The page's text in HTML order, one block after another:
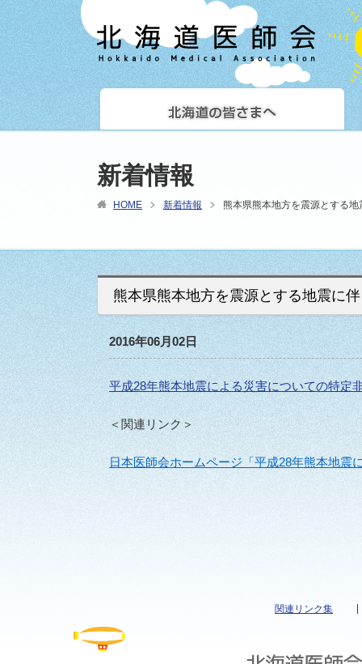
新着情報
HOME 新着情報 熊本県熊本地方を震源とする
熊本県熊本地方を震源とする地震に
2016年06月02日
平成28年熊本地震による災害についての特定
＜関連リンク＞
日本医師会ホームページ「平成28年熊本地震
関連リンク集